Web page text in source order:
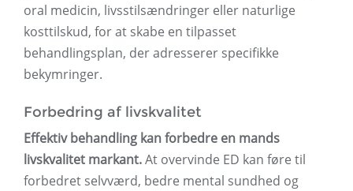
oral medicin, livsstilsændringer eller naturlige
kosttilskud, for at skabe en tilpasset
behandlingsplan, der adresserer specifikke
bekymringer.
Forbedring af livskvalitet
Effektiv behandling kan forbedre en mands
livskvalitet markant.At overvinde ED kan føre til
forbedret selvværd, bedre mental sundhed og